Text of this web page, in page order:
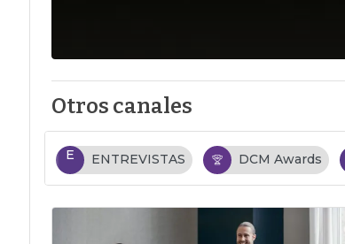
Otros canales
E ENTREVISTAS DCM Awards